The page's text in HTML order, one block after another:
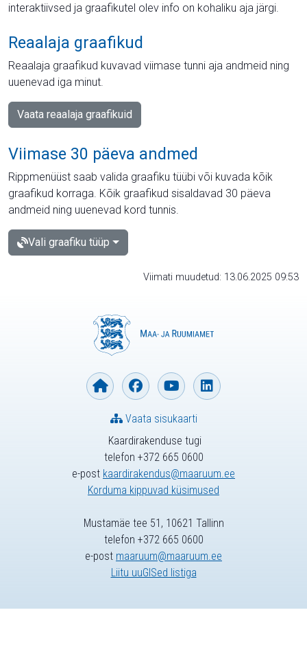
interaktiivsed ja graafikutel olev info on kohaliku aja järgi.
Reaalaja graafikud
Reaalaja graafikud kuvavad viimase tunni aja andmeid ning
uuenevad iga minut.
Vaata reaalaja graafikuid
Viimase 30 päeva andmed
Rippmenüüst saab valida graafiku tüübi või kuvada kõik
graafikud korraga. Kõik graafikud sisaldavad 30 päeva
andmeid ning uuenevad kord tunnis.
Vali graafiku tüüp
Viimati muudetud: 13.06.2025 09:53
Kaardirakenduse tugi
telefon +372 665 0600
e-post kaardirakendus@maaruum.ee
Korduma kippuvad küsimused
Vaata sisukaarti
Mustamäe tee 51, 10621 Tallinn
telefon +372 665 0600
e-post maaruum@maaruum.ee
Liitu uuGISed listiga